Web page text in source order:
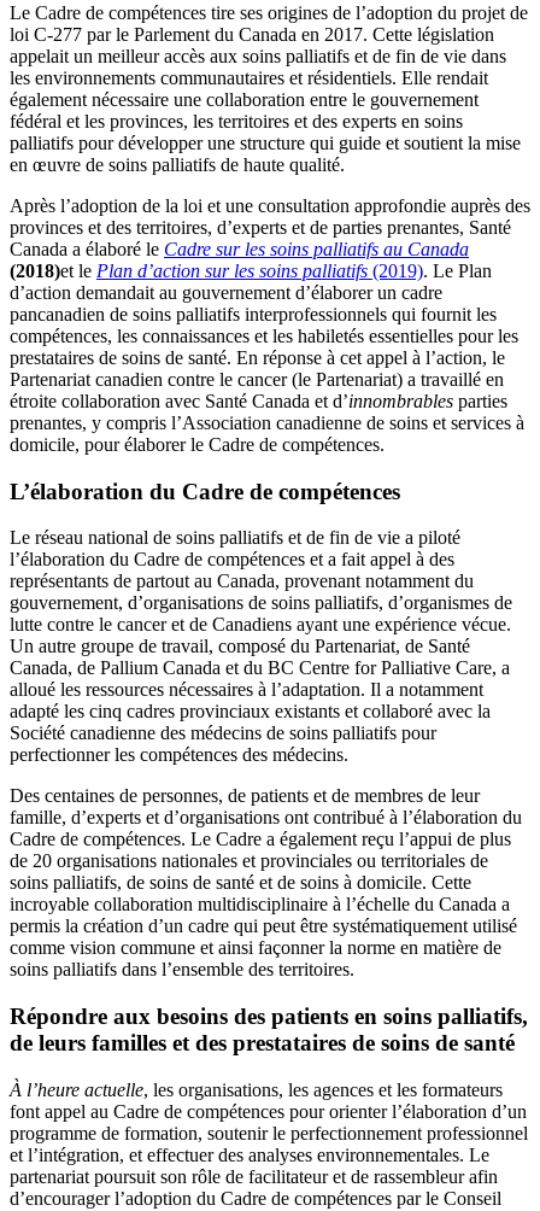
Le Cadre de compétences tire ses origines de l’adoption du projet de
loi C-277 par le Parlement du Canada en 2017. Cette législation
appelait un meilleur accès aux soins palliatifs et de fin de vie dans
les environnements communautaires et résidentiels. Elle rendait
également nécessaire une collaboration entre le gouvernement
fédéral et les provinces, les territoires et des experts en soins
palliatifs pour développer une structure qui guide et soutient la mise
en œuvre de soins palliatifs de haute qualité.
Après l’adoption de la loi et une consultation approfondie auprès des
provinces et des territoires, d’experts et de parties prenantes, Santé
Canada a élaboré le Cadre sur les soins palliatifs au Canada
(2018)et le Plan d’action sur les soins palliatifs (2019). Le Plan
d’action demandait au gouvernement d’élaborer un cadre
pancanadien de soins palliatifs interprofessionnels qui fournit les
compétences, les connaissances et les habiletés essentielles pour les
prestataires de soins de santé. En réponse à cet appel à l’action, le
Partenariat canadien contre le cancer (le Partenariat) a travaillé en
étroite collaboration avec Santé Canada et d’innombrables parties
prenantes, y compris l’Association canadienne de soins et services à
domicile, pour élaborer le Cadre de compétences.
L’élaboration du Cadre de compétences
Le réseau national de soins palliatifs et de fin de vie a piloté
l’élaboration du Cadre de compétences et a fait appel à des
représentants de partout au Canada, provenant notamment du
gouvernement, d’organisations de soins palliatifs, d’organismes de
lutte contre le cancer et de Canadiens ayant une expérience vécue.
Un autre groupe de travail, composé du Partenariat, de Santé
Canada, de Pallium Canada et du BC Centre for Palliative Care, a
alloué les ressources nécessaires à l’adaptation. Il a notamment
adapté les cinq cadres provinciaux existants et collaboré avec la
Société canadienne des médecins de soins palliatifs pour
perfectionner les compétences des médecins.
Des centaines de personnes, de patients et de membres de leur
famille, d’experts et d’organisations ont contribué à l’élaboration du
Cadre de compétences. Le Cadre a également reçu l’appui de plus
de 20 organisations nationales et provinciales ou territoriales de
soins palliatifs, de soins de santé et de soins à domicile. Cette
incroyable collaboration multidisciplinaire à l’échelle du Canada a
permis la création d’un cadre qui peut être systématiquement utilisé
comme vision commune et ainsi façonner la norme en matière de
soins palliatifs dans l’ensemble des territoires.
Répondre aux besoins des patients en soins palliatifs,
de leurs familles et des prestataires de soins de santé
À l’heure actuelle, les organisations, les agences et les formateurs
font appel au Cadre de compétences pour orienter l’élaboration d’un
programme de formation, soutenir le perfectionnement professionnel
et l’intégration, et effectuer des analyses environnementales. Le
partenariat poursuit son rôle de facilitateur et de rassembleur afin
d’encourager l’adoption du Cadre de compétences par le Conseil